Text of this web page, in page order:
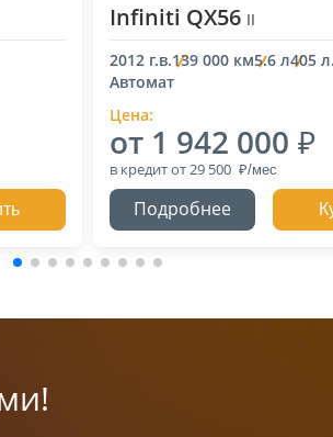
Infiniti QX56 II
2012 г.в.139 000 км5.6 л405
Автомат
Цена:
от 1 942 000
в кредитот 29 500
Подробнее